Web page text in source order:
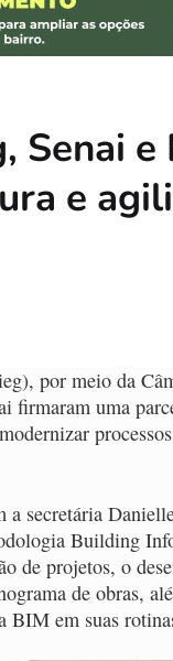
Senai
e
por meio da
firmaram uma
a secretária
Building
de projetos, o
de obras,
BIM em suas